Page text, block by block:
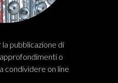
pubblicazione di
o
condividere on line